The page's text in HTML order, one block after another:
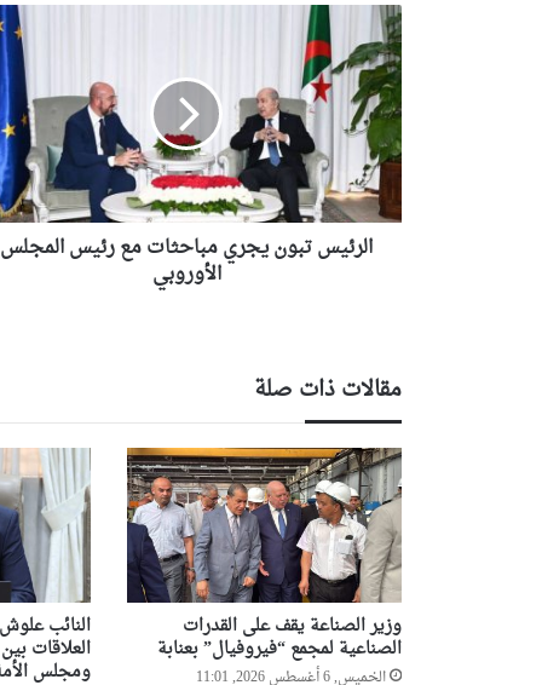
ا
ل
ر
ئ
ي
س
ت
ب
و
ب
ا
ح
ث
ا
ت
م
ع
ر
ئ
ي
س
الرئيس تبون يجري مباحثات مع رئيس المجلس
الأوروبي
مقالات ذات صلة
وزير الصناعة يقف على القدرات
الصناعية لمجمع “فيروفيال” بعنابة
الخميس, 6 أغسطس 2026, 11:01
النائب
العلاقات
ومجلس